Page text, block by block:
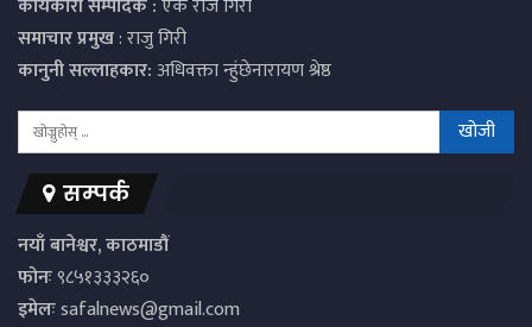
कार्यकारी सम्पादक :एक राज गिरी
समाचार प्रमुख: राजु गिरी
कानुनी सल्लाहकार:अधिवक्ता न्हुंछेनारायण श्रेष्ठ
सम्पर्क
नयाँ बानेश्वर, काठमाडौं
फोनः९८५१३३३२६०
इमेलःsafalnews@gmail.com